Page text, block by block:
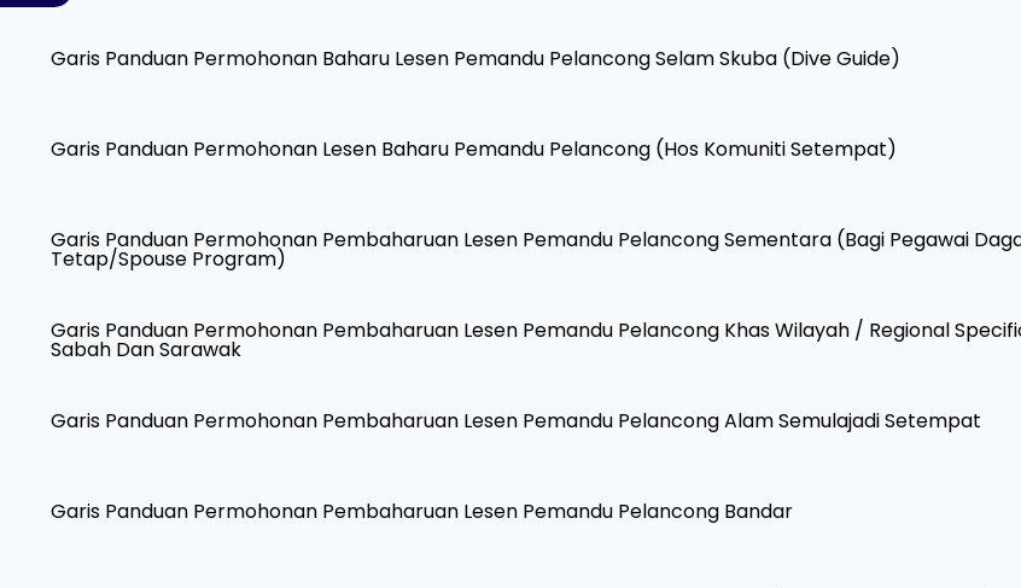
Garis Panduan Permohonan Baharu Lesen Pemandu Pelancong Selam Skuba (Dive Guide)
Garis Panduan Permohonan Lesen Baharu Pemandu Pelancong (Hos Komuniti Setempat)
Garis Panduan Permohonan Pembaharuan Lesen Pemandu Pelancong Sementara (Bagi Pegawai
Tetap/Spouse Program)
Garis Panduan Permohonan Pembaharuan Lesen Pemandu Pelancong Khas Wilayah / Regional
Sabah Dan Sarawak
Garis Panduan Permohonan Pembaharuan Lesen Pemandu Pelancong Alam Semulajadi Setempat
Garis Panduan Permohonan Pembaharuan Lesen Pemandu Pelancong Bandar